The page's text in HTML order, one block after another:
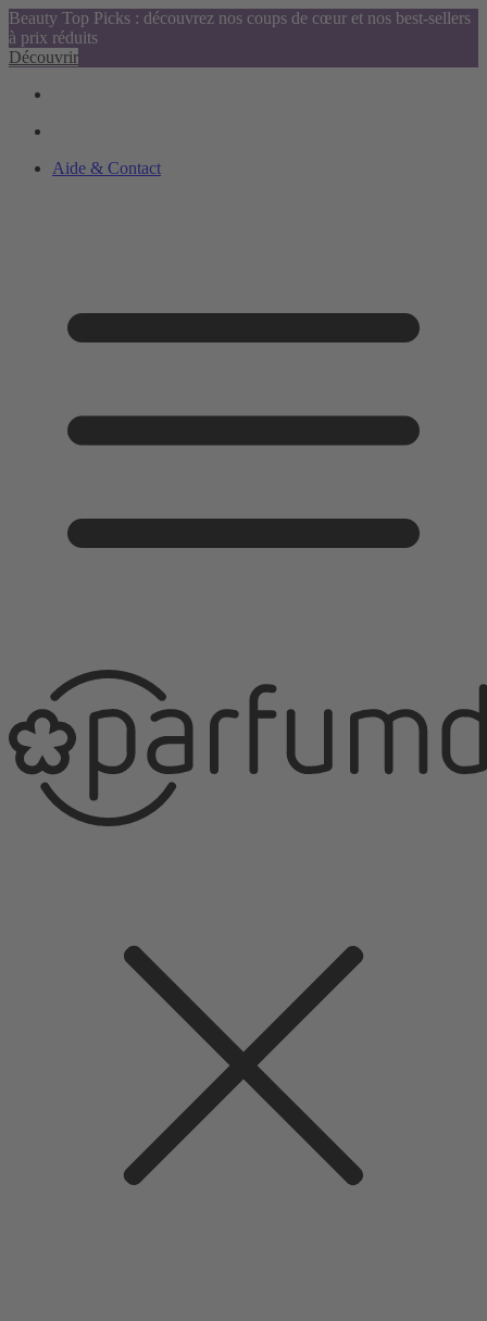
Beauty Top Picks : découvrez nos coups de cœur et nos best-sellers
à prix réduits
Découvrir
Aide & Contact